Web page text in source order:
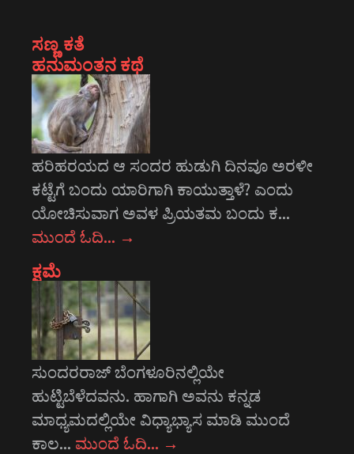
ಸಣ್ಣ ಕತೆ
ಹನುಮಂತನ ಕಥೆ
ಹರಿಹರಯದ ಆ ಸಂದರ ಹುಡುಗಿ ದಿನವೂ ಅರಳೀ
ಕಟ್ಟೆಗೆ ಬಂದು ಯಾರಿಗಾಗಿ ಕಾಯುತ್ತಾಳೆ? ಎಂದು
ಯೋಚಿಸುವಾಗ ಅವಳ ಪ್ರಿಯತಮ ಬಂದು ಕ…
ಮುಂದೆ ಓದಿ… →
ಕ್ಷಮೆ
ಸುಂದರರಾಜ್ ಬೆಂಗಳೂರಿನಲ್ಲಿಯೇ
ಹುಟ್ಟಿಬೆಳೆದವನು. ಹಾಗಾಗಿ ಅವನು ಕನ್ನಡ
ಮಾಧ್ಯಮದಲ್ಲಿಯೇ ವಿಧ್ಯಾಭ್ಯಾಸ ಮಾಡಿ ಮುಂದೆ
ಕಾಲ… ಮುಂದೆ ಓದಿ… →